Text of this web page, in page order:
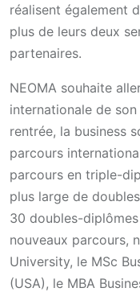
réalisent également
plus de leurs deux
partenaires.
NEOMA souhaite
internationale de
rentrée, la business
parcours
parcours en triple-
plus large de
30 doubles-
nouveaux parcours,
University, le MSc
(USA), le MBA